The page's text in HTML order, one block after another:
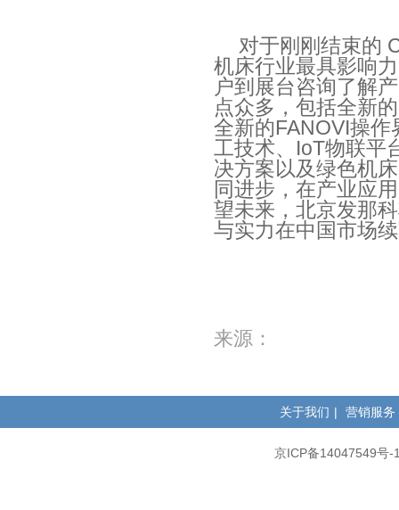
对于刚刚结束的
机床行业最具影响
户到展台咨询了解
点众多，包括全新
全新的FANOVI操作
工技术、 IoT物联平
决方案以及绿色机
同进步，在产业应
望未来，北京发那
与实力在中国市场
来源：
关于我们 | 营销服务
京ICP备14047549号-